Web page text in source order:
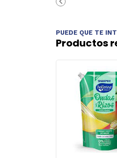
PUEDE QUE TE
Productos